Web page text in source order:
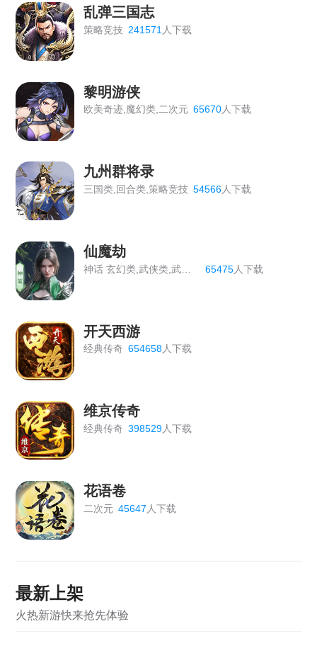
乱弹三国志
策略竞技 241571 人下载
黎明游侠
欧美奇迹,魔幻类,二次元 65670人下载
九州群将录
三国类,回合类,策略竞技 54566人下载
仙魔劫
神话 玄幻类,武侠类,武侠修仙 65475人下载
开天西游
经典传奇 654658人下载
维京传奇
经典传奇 398529人下载
花语卷
二次元 45647 人下载
最新上架
火热新游快来抢先体验